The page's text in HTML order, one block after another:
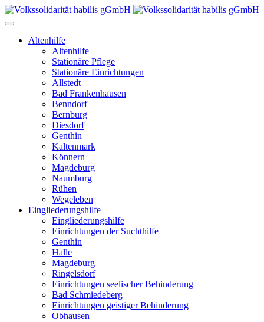
Altenhilfe
Altenhilfe
Stationäre Pflege
Stationäre Einrichtungen
Allstedt
Bad Frankenhausen
Benndorf
Bernburg
Diesdorf
Genthin
Kaltenmark
Könnern
Magdeburg
Naumburg
Rühen
Wegeleben
Eingliederungshilfe
Eingliederungshilfe
Einrichtungen der Suchthilfe
Genthin
Halle
Magdeburg
Ringelsdorf
Einrichtungen seelischer Behinderung
Bad Schmiedeberg
Einrichtungen geistiger Behinderung
Obhausen